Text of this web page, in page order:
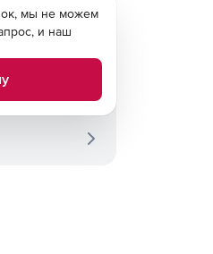
мы не можем
и наш